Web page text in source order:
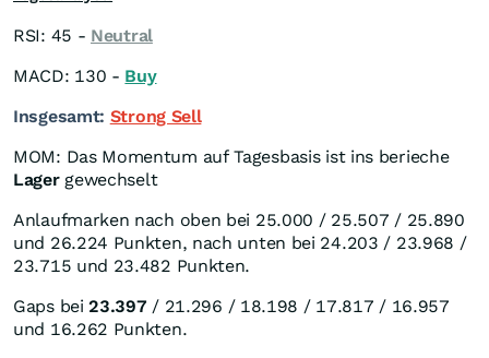
RSI: 45 - Neutral
MACD: 130 - Buy
Insgesamt: Strong Sell
MOM: Das Momentum auf Tagesbasis ist ins berieche
Lagergewechselt
Anlaufmarken nach oben bei 25.000 / 25.507 / 25.890
und 26.224 Punkten, nach unten bei 24.203 / 23.968 /
23.715 und 23.482 Punkten.
Gaps bei23.397 / 21.296 / 18.198 / 17.817 / 16.957
und 16.262 Punkten.